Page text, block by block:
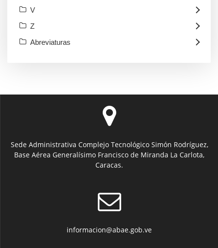
V
Z
Abreviaturas
Sede Administrativa Complejo Tecnológico Simón Rodríguez,
Base Aérea Generalísimo Francisco de Miranda La Carlota,
Caracas.
informacion@abae.gob.ve